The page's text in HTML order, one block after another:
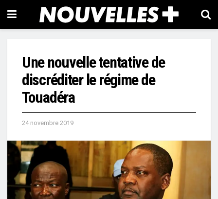
Une nouvelle tentative de
discréditer le régime de
Touadéra
24 novembre 2019